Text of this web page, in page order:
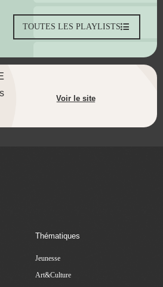
TOUTES LES PLAYLISTS
Voir le site
Thématiques
Jeunesse
Art&Culture